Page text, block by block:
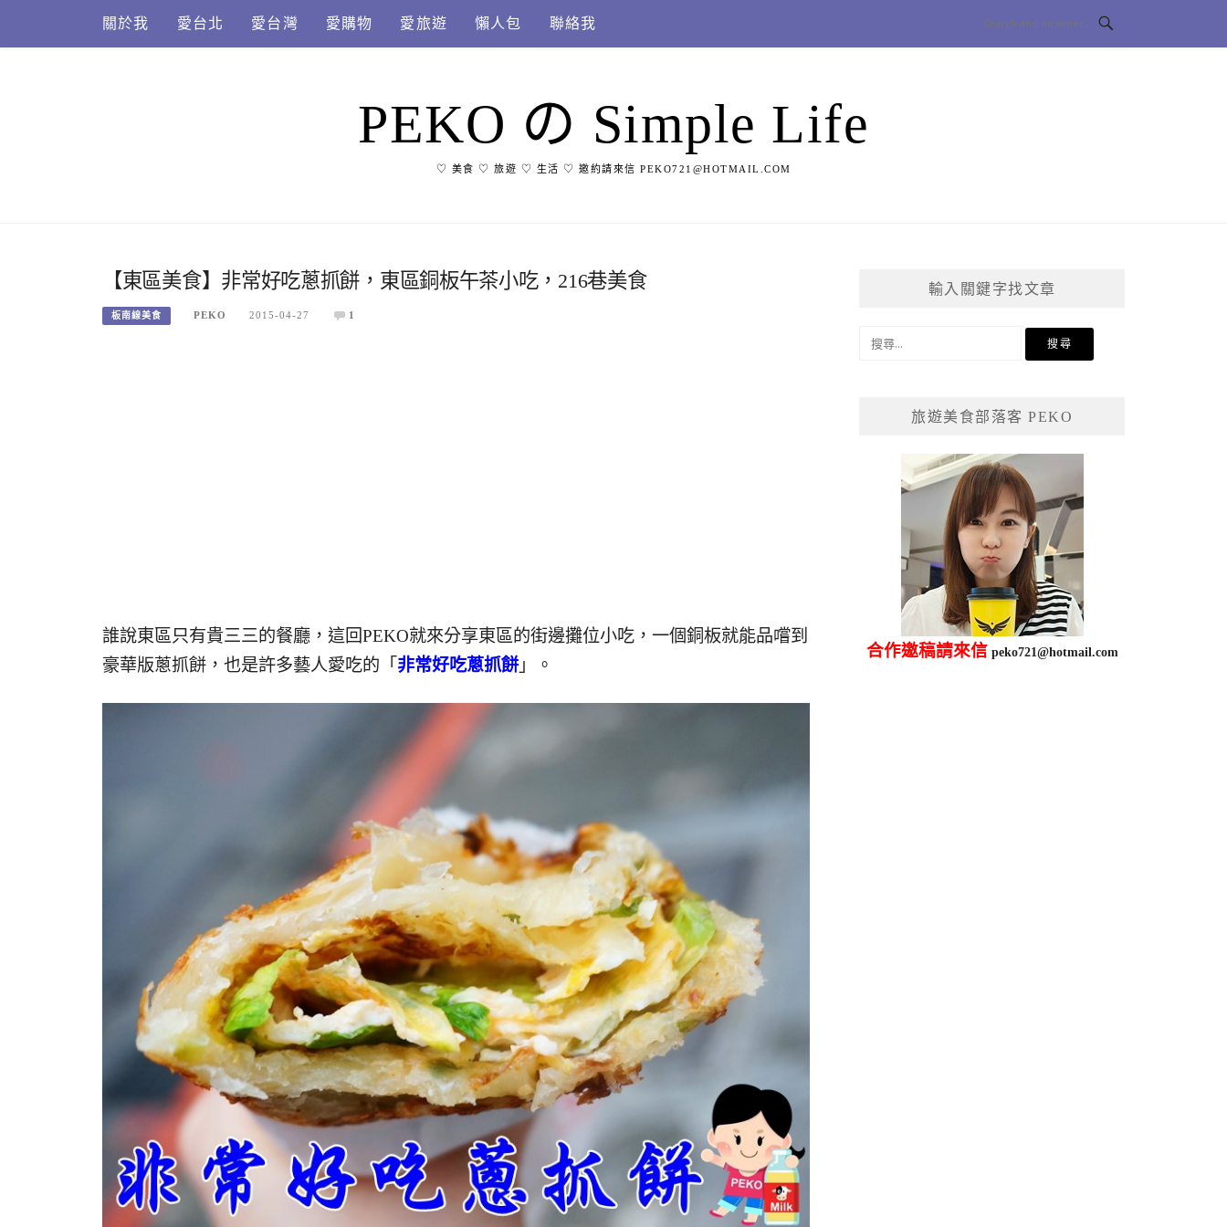
content
關於我 愛台北 愛台灣 愛購物 愛旅遊 懶人包 聯絡我
PEKO の Simple Life
♡ 美食 ♡ 旅遊 ♡ 生活 ♡ 邀約請來信 PEKO721@HOTMAIL.COM
【東區美食】非常好吃蔥抓餅，東區銅板午茶小吃，216巷美食
板南線美食 PEKO 2015-04-27 1
誰說東區只有貴三三的餐廳，這回PEKO就來分享東區的街邊攤位小吃，一個銅板就能品嚐到
豪華版蔥抓餅，也是許多藝人愛吃的「 非常好吃蔥抓餅」。
輸入關鍵字找文章
旅遊美食部落客 PEKO
合作邀稿請來信 peko721@hotmail.com